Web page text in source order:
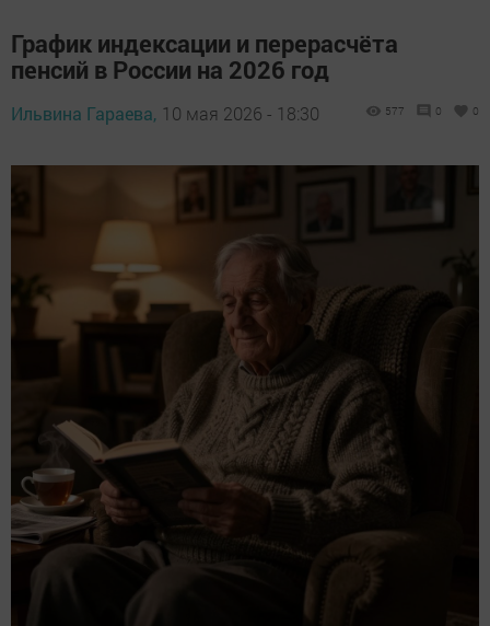
График индексации и перерасчёта
пенсий в России на 2026 год
Ильвина Гараева, 10 мая 2026 - 18:30 577 0 0